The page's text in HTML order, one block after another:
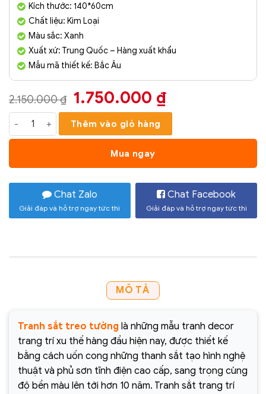
Kích thước: 140*60cm
Chất liệu: Kim Loại
Màu sắc: Xanh
Xuất xứ: Trung Quốc – Hàng xuất khẩu
Mẫu mã thiết kế: Bắc Âu
2.150.000₫ Giá
gốc
là:
2.150.000 ₫.
1.750.000 ₫Giá
hiện
tại
1.750.000 ₫.
Tranh Treo Tường Nghệ Thuật Mây Núi Mã XD0245 số lượng
Thêm vào giỏ hàng
Mua ngay
Chat Zalo
Giải đáp và hỗ trợ ngay tức thì
Chat Facebook
Giải đáp và hỗ trợ ngay tức thì
MÔ TẢ
Tranh sắt treo tường là những mẫu tranh decor
trang trí xu thế hàng đầu hiện nay, được thiết kế
bằng cách uốn cong những thanh sắt tạo hình nghệ
thuật và phủ sơn tĩnh điện cao cấp, sang trọng cùng
độ bền màu lên tới hơn 10 năm. Tranh sắt trang trí